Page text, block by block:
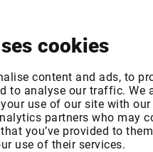
cookies
content and ads, to
to analyse our traffic. We
use of our site with
partners who may
you’ve provided to
use of their services.